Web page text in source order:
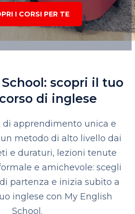
I CORSI PER TE
scopri il tuo
di inglese
di apprendimento unica e
metodo di alto livello dai
e duraturi, lezioni tenute
e amichevole: scegli
partenza e inizia subito a
inglese con My English
School.